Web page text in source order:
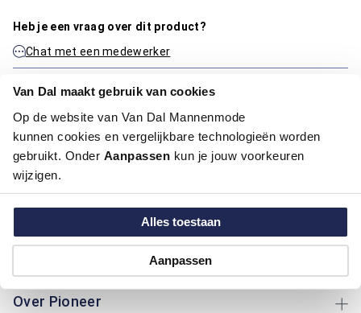
Van Dal maakt gebruik van cookies
Op de website van Van Dal Mannenmode
kunnen cookies en vergelijkbare technologieën worden
gebruikt. Onder Aanpassen kun je jouw voorkeuren
wijzigen.
Alles toestaan
Aanpassen
Heb je een vraag over dit product?
Chat met een medewerker
Neem contact op via de e-mail
Productinformatie
Artikelnummer
1011089-20-38/32
Kleur:
Blauw/Navy
Over Pioneer